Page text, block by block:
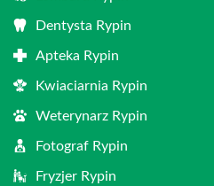
Dentysta Rypin
Apteka Rypin
Kwiaciarnia Rypin
Weterynarz Rypin
Fotograf Rypin
Fryzjer Rypin